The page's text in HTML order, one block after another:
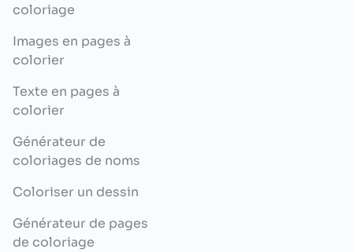
coloriage
Images en pages à
colorier
Texte en pages à
colorier
Générateur de
coloriages de noms
Coloriser un dessin
Générateur de pages
de coloriage